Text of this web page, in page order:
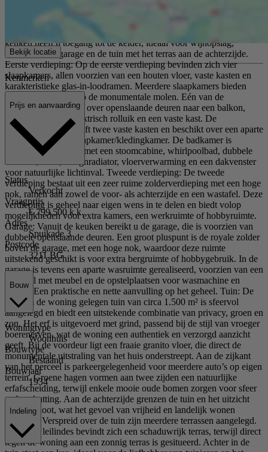
koelkast, vaatwasser en Quooker. Ook in de keuken is een
marmeren schouw aanwezig en het glas-in-loodraamwerk sluit
harmonieus aan bij de stijl van de rest van de woning. Vanuit de
keuken heeft u toegang tot de kelder, ideaal voor wijnopslag,
evenals tot de garage en de tuin met het terras aan de achterzijde.
Eerste verdieping: Op de eerste verdieping bevinden zich vier
slaapkamers, allen voorzien van een houten vloer, vaste kasten en
karakteristieke glas-in-loodramen. Meerdere slaapkamers bieden
bovendien uitzicht op de monumentale molen. Eén van de
slaapkamers beschikt over openslaande deuren naar een balkon,
voorzien van een elektrisch rolluik en een vaste kast. De
hoofdslaapkamer heeft twee vaste kasten en beschikt over een aparte
toegang tot de 4e slaapkamer/kledingkamer. De badkamer is
compleet uitgevoerd met een stoomcabine, whirlpoolbad, dubbele
wastafel, toilet, designradiator, vloerverwarming en een dakvenster
voor natuurlijke lichtinval. Tweede verdieping: De tweede
verdieping bestaat uit een zeer ruime zolderverdieping met een hoge
nok, ramen aan zowel de voor- als achterzijde en een wastafel. Deze
verdieping is geheel naar eigen wens in te delen en biedt volop
mogelijkheden voor extra kamers, een werkruimte of hobbyruimte.
Garage: Vanuit de keuken bereikt u de garage, die is voorzien van
dubbele openslaande deuren. Een groot pluspunt is de royale zolder
boven de garage, met een hoge nok, waardoor deze ruimte
uitstekend geschikt is voor extra bergruimte of hobbygebruik. In de
garage is tevens een aparte wasruimte gerealiseerd, voorzien van een
wastafel met meubel en de opstelplaatsen voor wasmachine en
droger. Een praktische en nette aanvulling op het geheel. Tuin: De
rondom de woning gelegen tuin van circa 1.500 m² is sfeervol
aangelegd en biedt een uitstekende combinatie van privacy, groen en
zon. Het erf is uitgevoerd met grind, passend bij de stijl van vroeger
boerenerven, wat de woning een authentiek en verzorgd aanzicht
geeft. Bij de voordeur ligt een fraaie granito vloer, die direct de
monumentale uitstraling van het huis onderstreept. Aan de zijkant
van het perceel is parkeergelegenheid voor meerdere auto’s op eigen
terrein. Groene hagen vormen aan twee zijden een natuurlijke
erfafscheiding, terwijl enkele mooie oude bomen zorgen voor sfeer
en beschutting. Aan de achterzijde grenzen de tuin en het uitzicht
aan een sloot, wat het gevoel van vrijheid en landelijk wonen
versterkt. Verspreid over de tuin zijn meerdere terrassen aangelegd.
Onder de leilindes bevindt zich een schaduwrijk terras, terwijl direct
tegen de woning aan een zonnig terras is gesitueerd. Achter in de
Bekijk locatie
Kenmerken
Prijs en aanvaarding
Status
Verkocht
Vraagprijs
€ 799.500 k.k.
Adres
Spuikade 3
Postcode
3211 BG
Bouw
Woningtype
Woonhuis
Bouwtype
Bestaand
Bouwjaar
1934
Indeling